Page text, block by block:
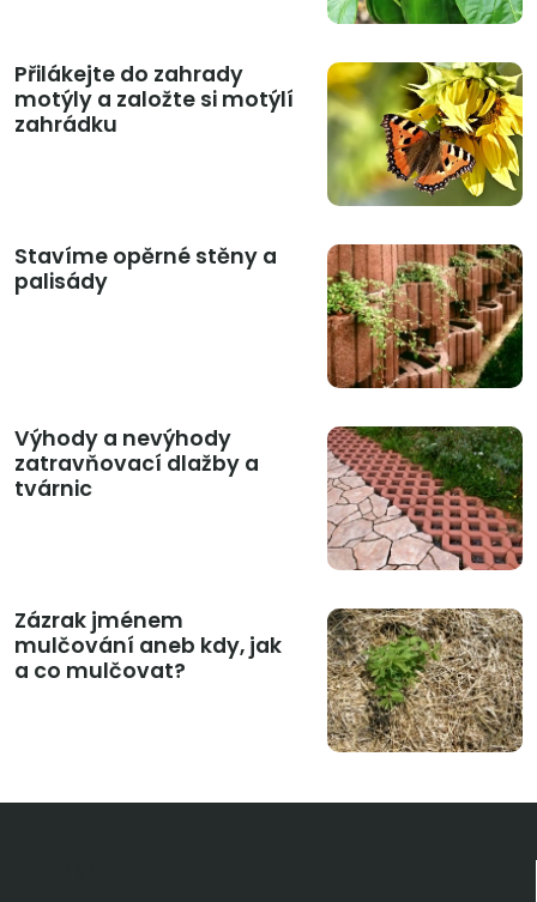
Přilákejte do zahrady
motýly a založte si motýlí
zahrádku
Stavíme opěrné stěny a
palisády
Výhody a nevýhody
zatravňovací dlažby a
tvárnic
Zázrak jménem
mulčování aneb kdy, jak
a co mulčovat?